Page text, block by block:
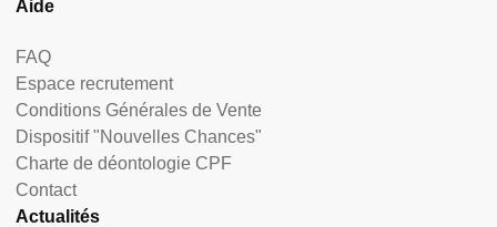
Aide
FAQ
Espace recrutement
Conditions Générales de Vente
Dispositif "Nouvelles Chances"
Charte de déontologie CPF
Contact
Actualités